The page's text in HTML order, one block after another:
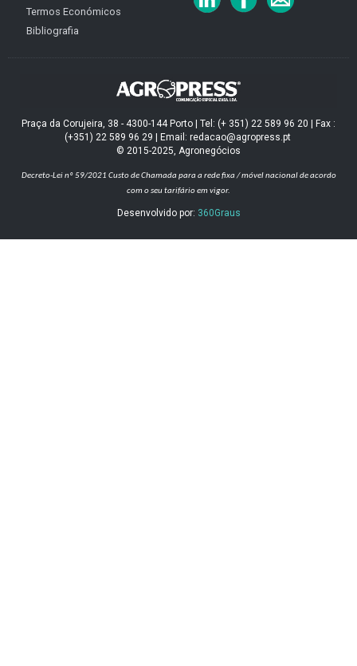
Termos Económicos
Bibliografia
Praça da Corujeira, 38 - 4300-144 Porto | Tel: (+ 351) 22 589 96 20 | Fax :
(+351) 22 589 96 29 | Email: redacao@agropress.pt
© 2015-2025, Agronegócios
Decreto-Lei nº 59/2021 Custo de Chamada para a rede fixa / móvel nacional de acordo
com o seu tarifário em vigor.
Desenvolvido por: 360Graus